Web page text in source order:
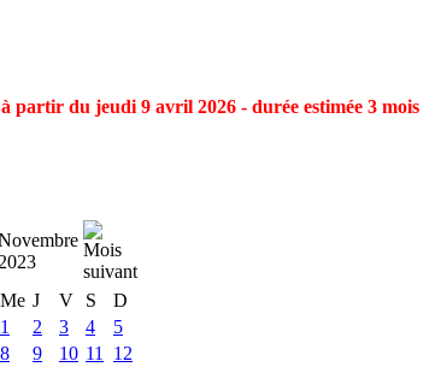
partir du jeudi 9 avril 2026 - durée estimée 3 mois
2023
Me J V S
D
1
2 3 4
5
8 9 10 11
12